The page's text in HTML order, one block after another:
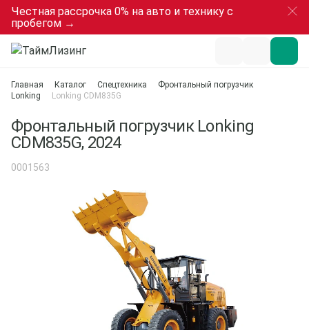
Честная рассрочка 0% на авто и технику с
пробегом →
Главная Каталог Спецтехника
Фронтальный погрузчик
Lonking
Lonking CDM835G
Фронтальный погрузчик Lonking
CDM835G, 2024
0001563